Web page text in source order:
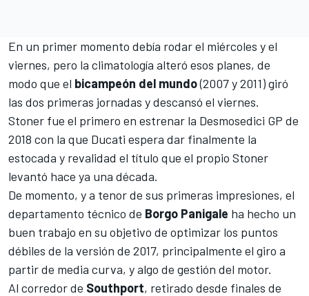
En un primer momento debía rodar el miércoles y el
viernes, pero la climatología alteró esos planes, de
modo que el bicampeón del mundo(2007 y 2011) giró
las dos primeras jornadas y descansó el viernes.
Stoner fue el primero en estrenar la Desmosedici GP de
2018 con la que Ducati espera dar finalmente la
estocada y revalidad el título que el propio Stoner
levantó hace ya una década.
De momento, y a tenor de sus primeras impresiones, el
departamento técnico de Borgo Panigale ha hecho un
buen trabajo en su objetivo de optimizar los puntos
débiles de la versión de 2017, principalmente el giro a
partir de media curva, y algo de gestión del motor.
Al corredor de Southport, retirado desde finales de